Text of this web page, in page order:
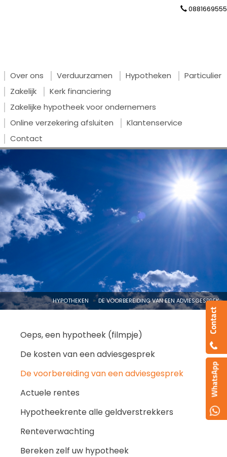
0881669555
Over ons Verduurzamen Hypotheken
Particulier
Zakelijk
Kerk financiering
Zakelijke hypotheek voor ondernemers
Online verzekering afsluiten
Klantenservice
Contact
HYPOTHEKEN DE VOORBEREIDING VAN EEN ADVIESGESPREK
Oeps, een hypotheek (filmpje)
De kosten van een adviesgesprek
De voorbereiding van een adviesgesprek
Actuele rentes
Hypotheekrente alle geldverstrekkers
Renteverwachting
Bereken zelf uw hypotheek